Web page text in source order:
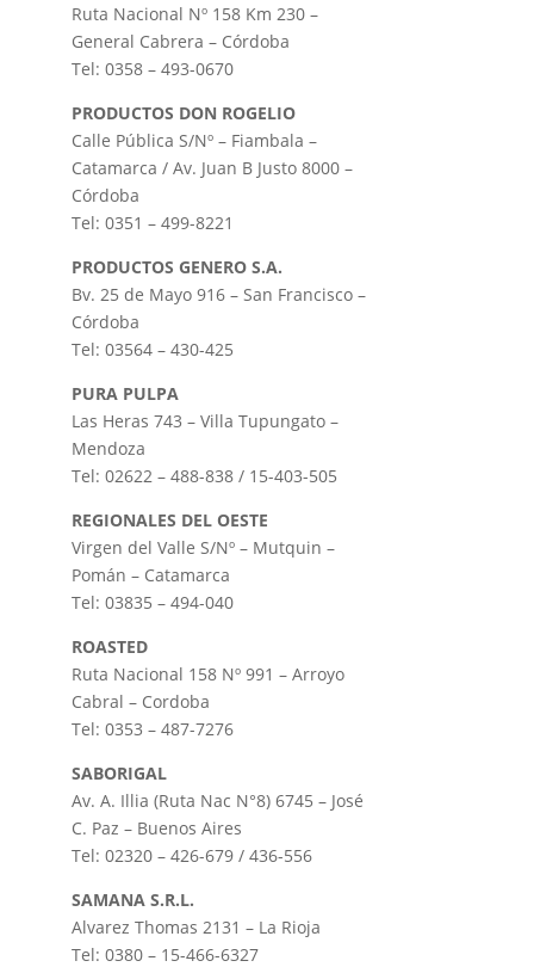
Ruta Nacional Nº 158 Km 230 –
General Cabrera – Córdoba
Tel: 0358 – 493-0670
PRODUCTOS DON ROGELIO
Calle Pública S/Nº – Fiambala –
Catamarca / Av. Juan B Justo 8000 –
Córdoba
Tel: 0351 – 499-8221
PRODUCTOS GENERO S.A.
Bv. 25 de Mayo 916 – San Francisco –
Córdoba
Tel: 03564 – 430-425
PURA PULPA
Las Heras 743 – Villa Tupungato –
Mendoza
Tel: 02622 – 488-838 / 15-403-505
REGIONALES DEL OESTE
Virgen del Valle S/Nº – Mutquin –
Pomán – Catamarca
Tel: 03835 – 494-040
ROASTED
Ruta Nacional 158 Nº 991 – Arroyo
Cabral – Cordoba
Tel: 0353 – 487-7276
SABORIGAL
Av. A. Illia (Ruta Nac N°8) 6745 – José
C. Paz – Buenos Aires
Tel: 02320 – 426-679 / 436-556
SAMANA S.R.L.
Alvarez Thomas 2131 – La Rioja
Tel: 0380 – 15-466-6327